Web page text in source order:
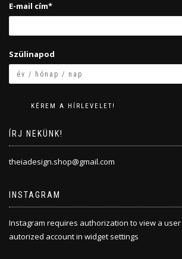
E-mail cím*
Szülinapod
ÍRJ NEKÜNK!
theiadesign.shop@gmail.com
INSTAGRAM
Instagram requires authorization to view a
autorized account in widget settings